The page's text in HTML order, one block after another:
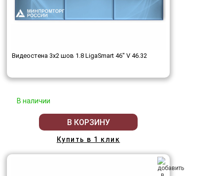
Видеостена 3x2 шов 1.8 LigaSmart 46" V 46.32
В наличии
В КОРЗИНУ
Купить в 1 клик